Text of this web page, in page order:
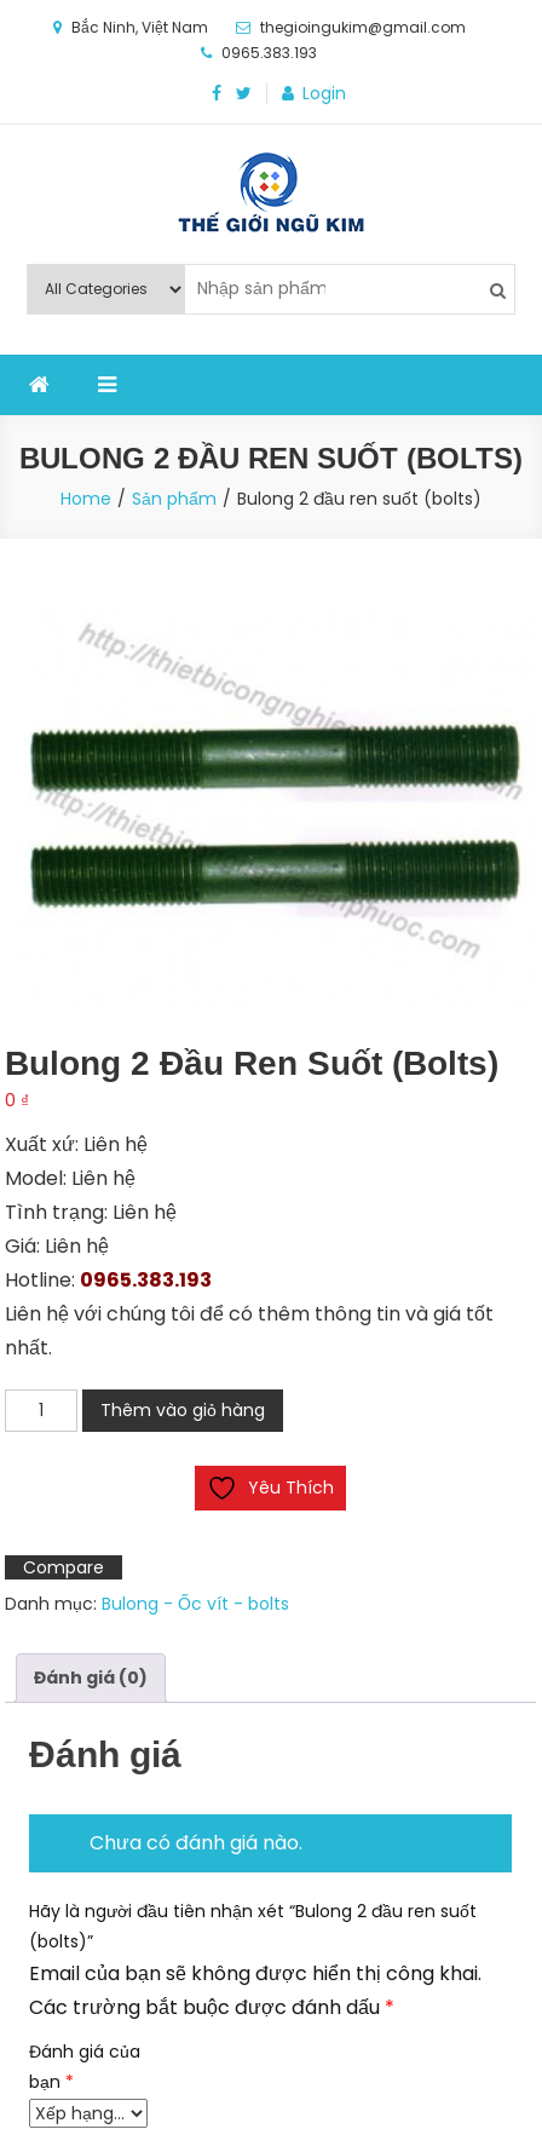
Bắc Ninh, Việt Nam
thegioingukim@gmail.com
0965.383.193
Login
Thế Giới Ngũ Kim
nghiệp sản xuất
BULONG 2 ĐẦU REN SUỐT (BOLTS)
Home Sản phẩm Bulong 2 đầu ren suốt (bolts)
Bulong 2 Đầu Ren Suốt (bolts)
0 ₫
Xuất xứ: Liên hệ
Model: Liên hệ
Tình trạng: Liên hệ
Giá: Liên hệ
Hotline: 0965.383.193
Liên hệ với chúng tôi để có thêm thông tin và giá tốt
nhất.
Bulong
2
(bolts)
số
lượng
Thêm vào giỏ hàng
Yêu Thích
Compare
Danh mục:Bulong - Ốc vít - bolts
Đánh giá (0)
Đánh giá
Chưa có đánh giá nào.
Hãy là người đầu tiên nhận xét “Bulong 2 đầu ren suốt
(bolts)”
Email của bạn sẽ không được hiển thị công khai.
Các trường bắt buộc được đánh dấu *
Đánh giá của
bạn *